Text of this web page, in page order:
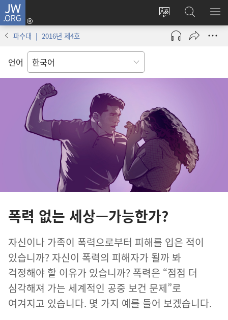
JW.ORG
사이트
언어
변경
로그인
(새로운
열기)
JW.ORG
검색
메
파수대 | 2016년 제4호
언어
폭력 없는 세상—가능한가?
자신이나 가족이 폭력으로부터 피해를 입은 적이
있습니까? 자신이 폭력의 피해자가 될까 봐
걱정해야 할 이유가 있습니까? 폭력은 “점점 더
심각해져 가는 세계적인 공중 보건 문제”로
여겨지고 있습니다. 몇 가지 예를 들어 보겠습니다.